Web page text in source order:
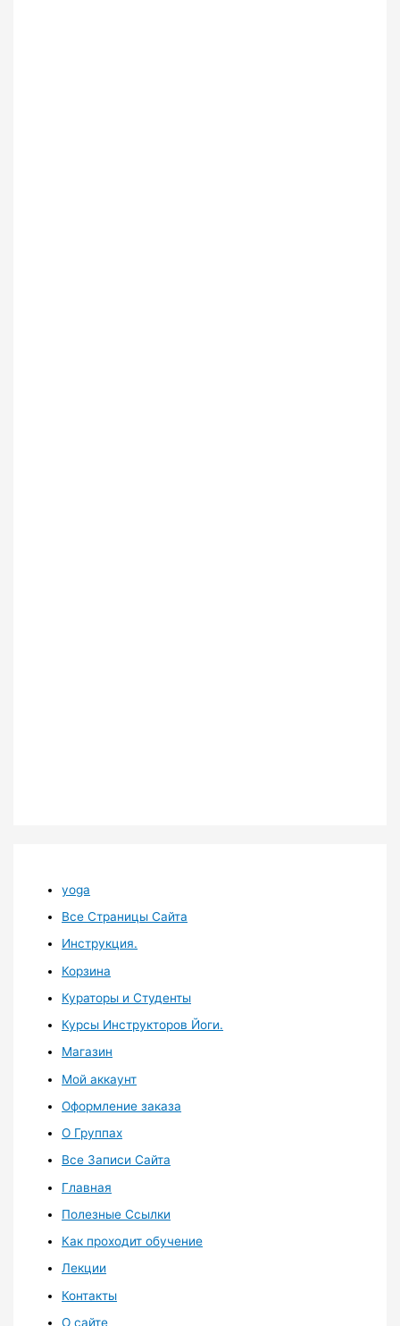
yoga
Все Страницы Сайта
Инструкция.
Корзина
Кураторы и Студенты
Курсы Инструкторов Йоги.
Магазин
Мой аккаунт
Оформление заказа
О Группах
Все Записи Сайта
Главная
Полезные Ссылки
Как проходит обучение
Лекции
Контакты
О сайте